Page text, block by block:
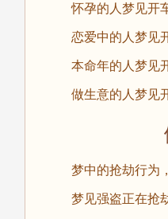
怀孕的人梦见开车
恋爱中的人梦见开
本命年的人梦见开
做生意的人梦见开
做
梦中的抢劫行为，
梦见强盗正在抢劫